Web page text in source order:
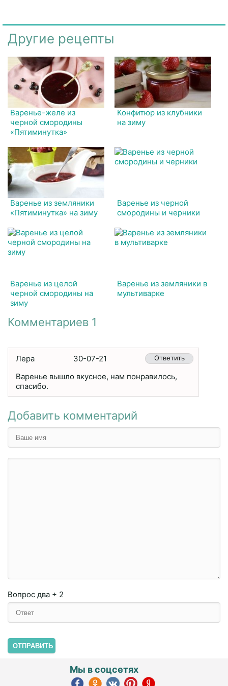
Другие рецепты
Варенье-желе из
черной смородины
«Пятиминутка»
Конфитюр из клубники
на зиму
Варенье из земляники
«Пятиминутка» на зиму
Варенье из черной
смородины и черники
Варенье из целой
черной смородины на
зиму
Варенье из земляники в
мультиварке
Комментариев 1
Лера 30-07-21 Ответить
Варенье вышло вкусное, нам понравилось,
спасибо.
Добавить комментарий
Вопрос два + 2
ОТПРАВИТЬ
Мы в соцсетях